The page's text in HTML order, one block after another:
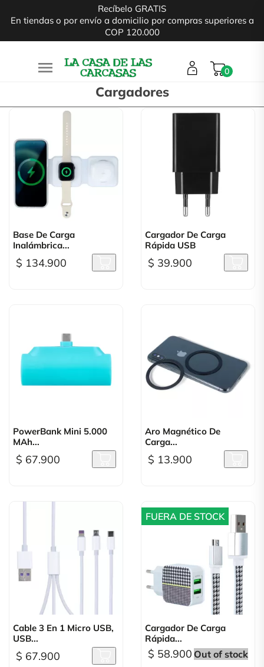
Recíbelo GRATIS
En tiendas o por envío a domicilio por compras superiores a
COP 120.000
 0
Cargadores
Base De Carga
Inalámbrica...
$ 134.900
Cargador De Carga
Rápida USB
$ 39.900
PowerBank Mini 5.000
MAh...
$ 67.900
Aro Magnético De
Carga...
$ 13.900
Cable 3 En 1 Micro USB,
USB...
$ 67.900
Cargador De Carga
Rápida...
$ 58.900 Out of stock
FUERA DE STOCK